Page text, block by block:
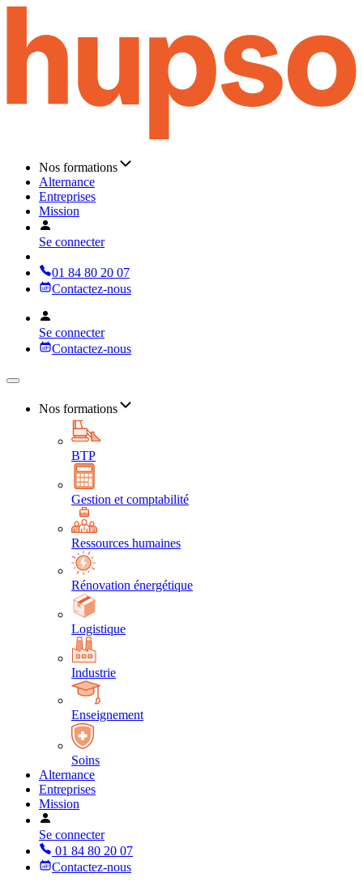
Nos formations
Alternance
Entreprises
Mission
Se connecter
01 84 80 20 07
Contactez-nous
Se connecter
Contactez-nous
Nos formations
BTP
Gestion et comptabilité
Ressources humaines
Rénovation énergétique
Logistique
Industrie
Enseignement
Soins
Alternance
Entreprises
Mission
Se connecter
01 84 80 20 07
Contactez-nous